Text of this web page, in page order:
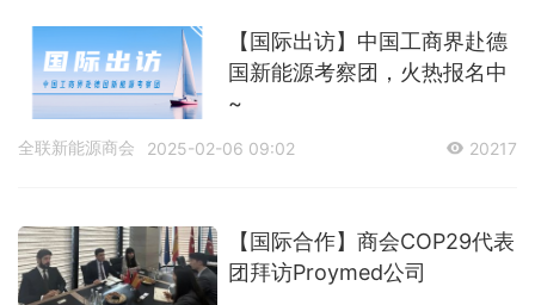
【国际出访】中国工商界赴德
国新能源考察团，火热报名中
~
全联新能源商会 2025-02-06 09:02 20217
【国际合作】商会COP29代表
团拜访Proymed公司